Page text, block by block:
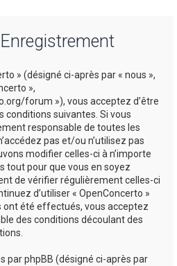
» (désigné ci-après par « nous »,
»,
forum »), vous acceptez d’être
conditions suivantes. Si vous
responsable de toutes les
pas et/ou n’utilisez pas
modifier celles-ci à n’importe
tout pour que vous en soyez
de vérifier régulièrement celles-ci
d’utiliser « OpenConcerto »
ont été effectués, vous acceptez
des conditions découlant des
par phpBB (désigné ci-après par